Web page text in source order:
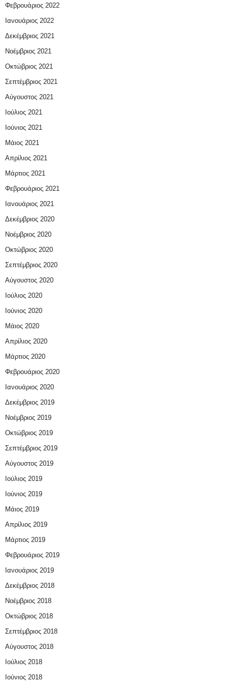
Φεβρουάριος 2022
Ιανουάριος 2022
Δεκέμβριος 2021
Νοέμβριος 2021
Οκτώβριος 2021
Σεπτέμβριος 2021
Αύγουστος 2021
Ιούλιος 2021
Ιούνιος 2021
Μάιος 2021
Απρίλιος 2021
Μάρτιος 2021
Φεβρουάριος 2021
Ιανουάριος 2021
Δεκέμβριος 2020
Νοέμβριος 2020
Οκτώβριος 2020
Σεπτέμβριος 2020
Αύγουστος 2020
Ιούλιος 2020
Ιούνιος 2020
Μάιος 2020
Απρίλιος 2020
Μάρτιος 2020
Φεβρουάριος 2020
Ιανουάριος 2020
Δεκέμβριος 2019
Νοέμβριος 2019
Οκτώβριος 2019
Σεπτέμβριος 2019
Αύγουστος 2019
Ιούλιος 2019
Ιούνιος 2019
Μάιος 2019
Απρίλιος 2019
Μάρτιος 2019
Φεβρουάριος 2019
Ιανουάριος 2019
Δεκέμβριος 2018
Νοέμβριος 2018
Οκτώβριος 2018
Σεπτέμβριος 2018
Αύγουστος 2018
Ιούλιος 2018
Ιούνιος 2018